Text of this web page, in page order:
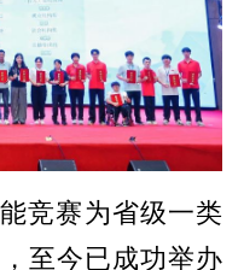
竞赛为省级一类
至今已成功举办